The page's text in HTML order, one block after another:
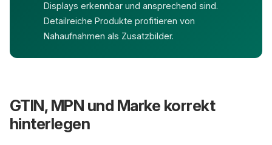
Displays erkennbar und ansprechend sind.
Detailreiche Produkte profitieren von
Nahaufnahmen als Zusatzbilder.
GTIN, MPN und Marke korrekt
hinterlegen